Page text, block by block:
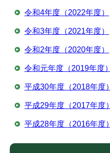
令和4年度（2022年度）
令和3年度（2021年度）
令和2年度（2020年度）
令和元年度（2019年度）
平成30年度（2018年度）
平成29年度（2017年度）
平成28年度（2016年度）